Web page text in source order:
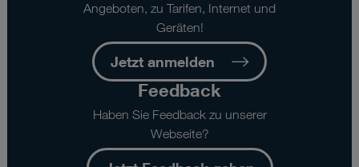
Angeboten, zu Tarifen, Internet und
Geräten!
Jetzt anmelden
Feedback
Haben Sie Feedback zu unserer
Webseite?